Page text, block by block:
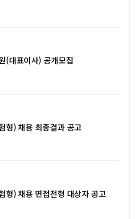
(대표이사) 공개모집
형) 채용 최종결과 공고
형) 채용 면접전형 대상자 공고